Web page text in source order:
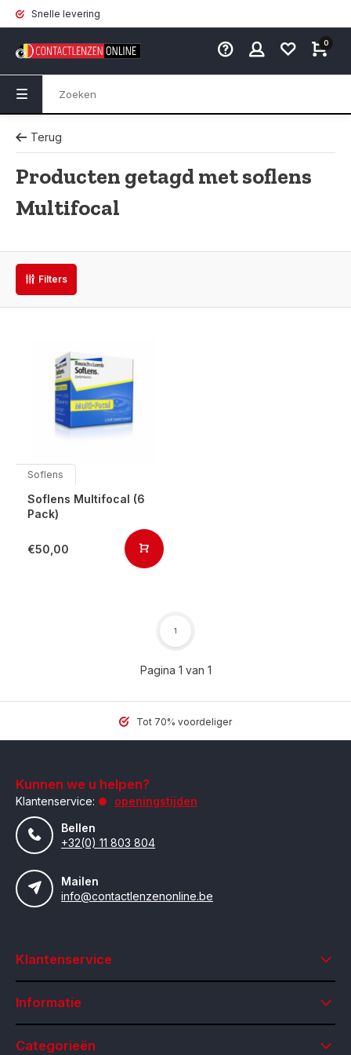
Snelle levering
0
Terug
Producten getagd met soflens
Multifocal
Filters
Soflens
Soflens Multifocal (6
Pack)
€50,00
Pagina 1 van 1
1
Tot 70% voordeliger
Kunnen we u helpen?
Klantenservice:
openingstijden
Bellen
+32(0) 11 803 804
Mailen
info@contactlenzenonline.be
Klantenservice
Informatie
Categorieën